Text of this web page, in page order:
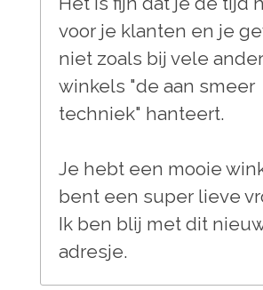
voor je klanten en je
niet zoals bij vele
winkels "de aan smeer
techniek" hanteert.
Je hebt een mooie
bent een super lieve
Ik ben blij met dit
adresje.